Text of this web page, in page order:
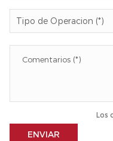
Los
ENVIAR